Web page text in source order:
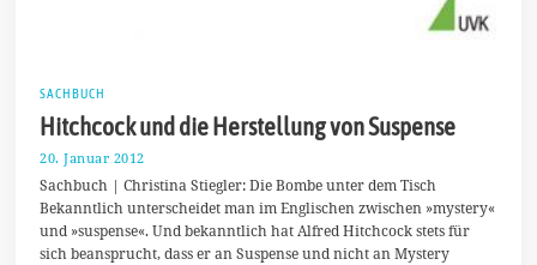
SACHBUCH
Hitchcock und die Herstellung von Suspense
20. Januar 2012
9
.
M
ä
r
Sachbuch | Christina Stiegler: Die Bombe unter dem Tisch
Bekanntlich unterscheidet man im Englischen zwischen »mystery«
und »suspense«. Und bekanntlich hat Alfred Hitchcock stets für
sich beansprucht, dass er an Suspense und nicht an Mystery